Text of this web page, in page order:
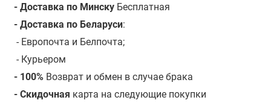
- Доставка по МинскуБесплатная
- Доставка по Беларуси:
- Европочта и Белпочта;
- Курьером
- 100% Возврат и обмен в случае брака
- Скидочная карта на следующие покупки